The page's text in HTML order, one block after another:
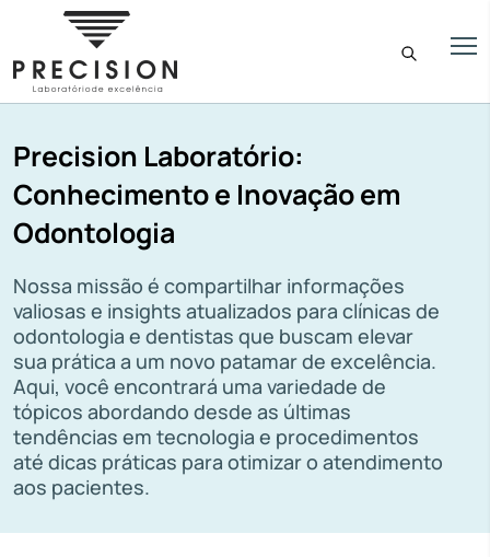
Precision Laboratório:
Conhecimento e Inovação em
Odontologia
Nossa missão é compartilhar informações
valiosas e insights atualizados para clínicas de
odontologia e dentistas que buscam elevar
sua prática a um novo patamar de excelência.
Aqui, você encontrará uma variedade de
tópicos abordando desde as últimas
tendências em tecnologia e procedimentos
até dicas práticas para otimizar o atendimento
aos pacientes.